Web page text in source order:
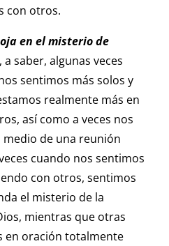
con otros.
en el misterio de
, a saber, algunas veces
sentimos más solos y
realmente más en
así como a veces nos
de una reunión
cuando nos sentimos
con otros, sentimos
el misterio de la
mientras que otras
en oración totalmente